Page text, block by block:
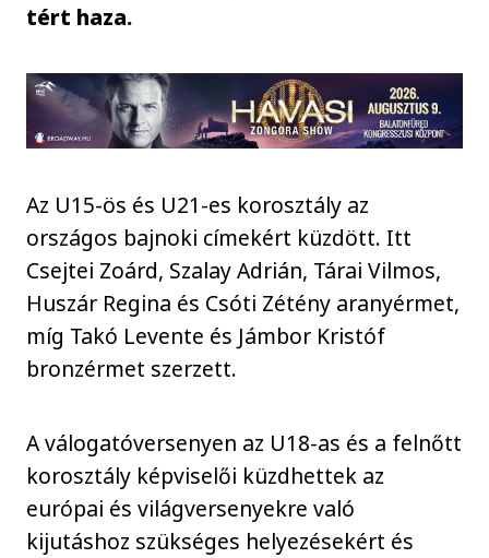
tért haza.
Az U15-ös és U21-es korosztály az
országos bajnoki címekért küzdött. Itt
Csejtei Zoárd, Szalay Adrián, Tárai Vilmos,
Huszár Regina és Csóti Zétény aranyérmet,
míg Takó Levente és Jámbor Kristóf
bronzérmet szerzett.
A válogatóversenyen az U18-as és a felnőtt
korosztály képviselői küzdhettek az
európai és világversenyekre való
kijutáshoz szükséges helyezésekért és